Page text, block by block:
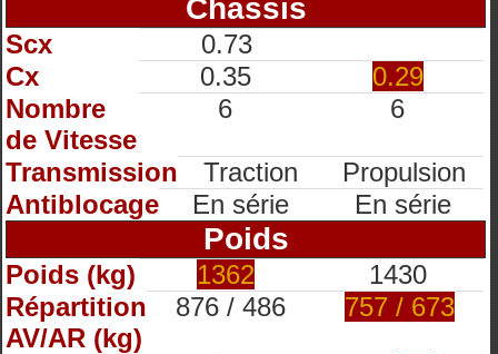
Chassis
Scx
0.73
Cx
0.35
0.29
Nombre
de Vitesse
6 6
Transmission Traction
Propulsion
Antiblocage
En série En série
Poids
Poids (kg) 1362
1430
Répartition
AV/AR (kg)
876 / 486 757 / 673